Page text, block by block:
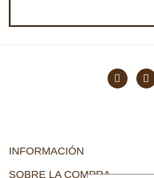
INFORMACIÓN
SOBRE LA COMPRA